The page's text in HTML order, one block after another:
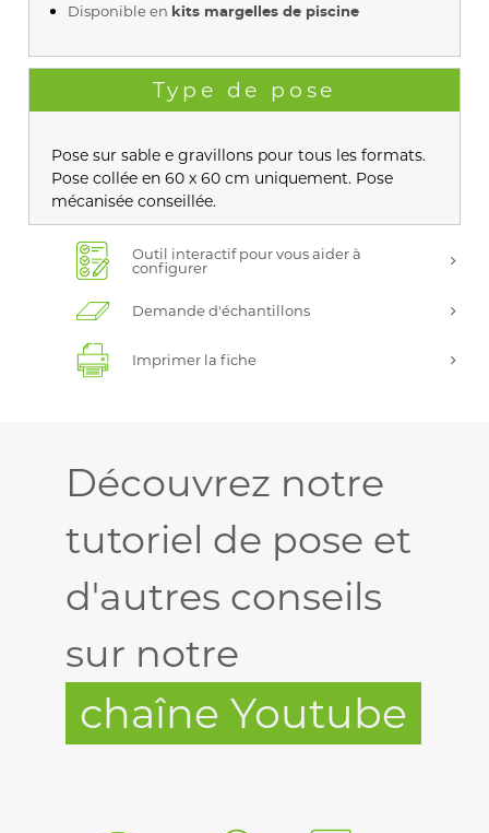
Disponible en kits margelles de piscine
Type de pose
Pose sur sable e gravillons pour tous les formats.
Pose collée en 60 x 60 cm uniquement. Pose
mécanisée conseillée.
Outil interactif pour vous aider à
configurer
Demande d'échantillons
Imprimer la fiche
Découvrez notre
tutoriel de pose et
d'autres conseils
sur notre
chaîne Youtube